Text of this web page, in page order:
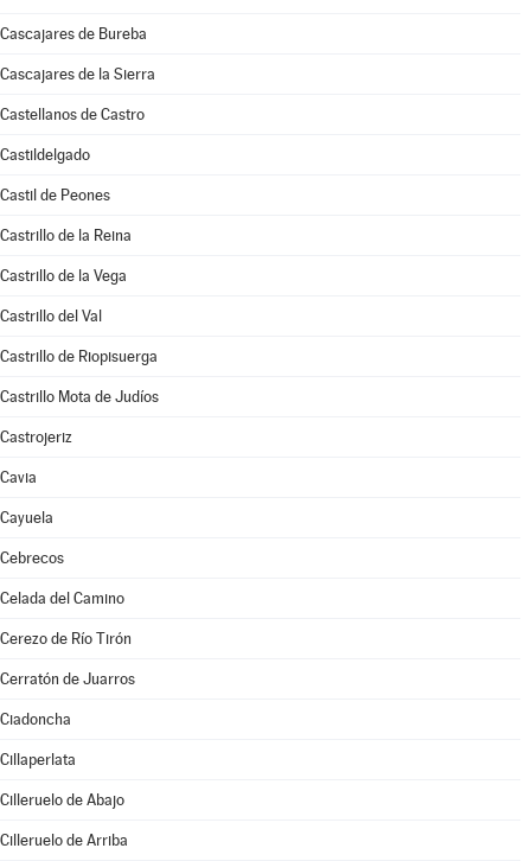
Cascajares de Bureba
Cascajares de la Sierra
Castellanos de Castro
Castildelgado
Castil de Peones
Castrillo de la Reina
Castrillo de la Vega
Castrillo del Val
Castrillo de Riopisuerga
Castrillo Mota de Judíos
Castrojeriz
Cavia
Cayuela
Cebrecos
Celada del Camino
Cerezo de Río Tirón
Cerratón de Juarros
Ciadoncha
Cillaperlata
Cilleruelo de Abajo
Cilleruelo de Arriba